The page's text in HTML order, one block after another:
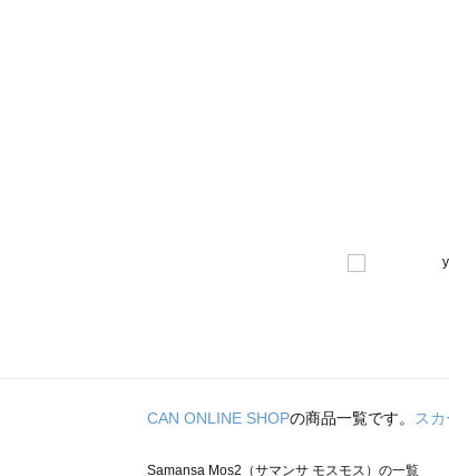
CAN ONLINE SHOPの商品一覧です。 スカ
Samansa Mos2（サマンサ モスモス）の一覧